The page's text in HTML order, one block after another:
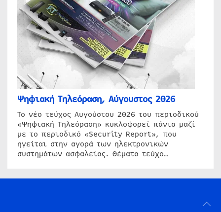
Ψηφιακή Τηλεόραση, Αύγουστος 2026
Το νέο τεύχος Αυγούστου 2026 του περιοδικού
«Ψηφιακή Τηλεόραση» κυκλοφορεί πάντα μαζί
με το περιοδικό «Security Report», που
ηγείται στην αγορά των ηλεκτρονικών
συστημάτων ασφαλείας. Θέματα τεύχο…